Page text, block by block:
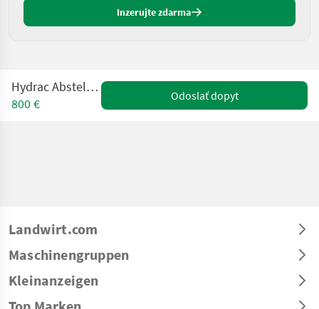
Inzerujte zdarma
Hydrac Abstellfrontlader
800 €
Odoslať dopyt
Landwirt.com
Maschinengruppen
Kleinanzeigen